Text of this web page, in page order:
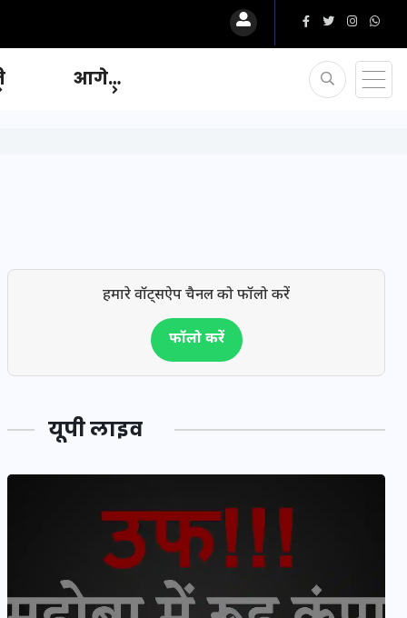
आगे…
हमारे वॉट्सऐप चैनल को फॉलो करें
फॉलो करें
यूपी लाइव